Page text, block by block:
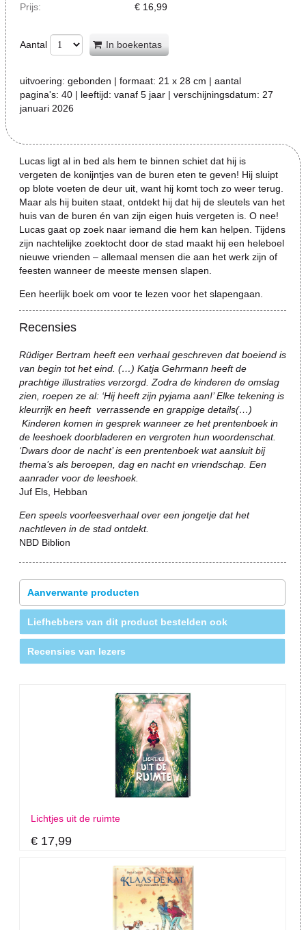
Prijs:
€ 16,99
Aantal In boekentas
uitvoering: gebonden | formaat: 21 x 28 cm | aantal
pagina's: 40 | leeftijd: vanaf 5 jaar | verschijningsdatum: 27
januari 2026
Lucas ligt al in bed als hem te binnen schiet dat hij is
vergeten de konijntjes van de buren eten te geven! Hij sluipt
op blote voeten de deur uit, want hij komt toch zo weer terug.
Maar als hij buiten staat, ontdekt hij dat hij de sleutels van het
huis van de buren én van zijn eigen huis vergeten is. O nee!
Lucas gaat op zoek naar iemand die hem kan helpen. Tijdens
zijn nachtelijke zoektocht door de stad maakt hij een heleboel
nieuwe vrienden – allemaal mensen die aan het werk zijn of
feesten wanneer de meeste mensen slapen.
Een heerlijk boek om voor te lezen voor het slapengaan.
Recensies
Rüdiger Bertram heeft een verhaal geschreven dat boeiend is
van begin tot het eind. (…) Katja Gehrmann heeft de
prachtige illustraties verzorgd. Zodra de kinderen de omslag
zien, roepen ze al: ‘Hij heeft zijn pyjama aan!’ Elke tekening is
kleurrijk en heeft verrassende en grappige details(…)
Kinderen komen in gesprek wanneer ze het prentenboek in
de leeshoek doorbladeren en vergroten hun woordenschat.
‘Dwars door de nacht’ is een prentenboek wat aansluit bij
thema’s als beroepen, dag en nacht en vriendschap. Een
aanrader voor de leeshoek.
Juf Els, Hebban
Een speels voorleesverhaal over een jongetje dat het
nachtleven in de stad ontdekt.
NBD Biblion
Aanverwante producten
Liefhebbers van dit product bestelden ook
Recensies van lezers
Lichtjes uit de ruimte
€ 17,99